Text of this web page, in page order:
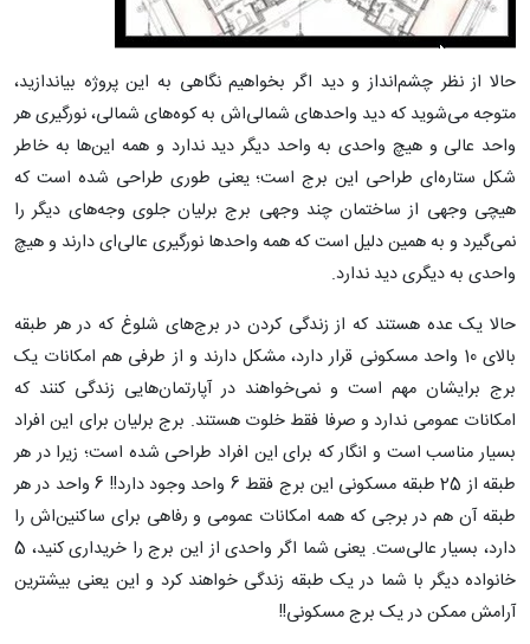
حالا از نظر چشم‌انداز و دید اگر بخواهیم نگاهی به این پروژه بیاندازید،
متوجه می‌شوید که دید واحدهای شمالی‌اش به کوه‌های شمالی، نورگیری هر
واحد عالی و هیچ واحدی به واحد دیگر دید ندارد و همه این‌ها به خاطر
شکل ستاره‌ای طراحی این برج است؛ یعنی طوری طراحی شده است که
هیچی وجهی از ساختمان چند وجهی برج برلیان جلوی وجه‌های دیگر را
نمی‌گیرد و به همین دلیل است که همه واحدها نورگیری عالی‌ای دارند و هیچ
واحدی به دیگری دید ندارد.
حالا یک عده هستند که از زندگی کردن در برج‌های شلوغ که در هر طبقه
بالای 10 واحد مسکونی قرار دارد، مشکل دارند و از طرفی هم امکانات یک
برج برایشان مهم است و نمی‌خواهند در آپارتمان‌هایی زندگی کنند که
امکانات عمومی ندارد و صرفا فقط خلوت هستند. برج برلیان برای این افراد
بسیار مناسب است و انگار که برای این افراد طراحی شده است؛ زیرا در هر
طبقه از 25 طبقه مسکونی این برج فقط 6 واحد وجود دارد!! 6 واحد در هر
طبقه آن هم در برجی که همه امکانات عمومی و رفاهی برای ساکنین‌اش را
دارد، بسیار عالی‌ست. یعنی شما اگر واحدی از این برج را خریداری کنید، 5
خانواده دیگر با شما در یک طبقه زندگی خواهند کرد و این یعنی بیشترین
آرامش ممکن در یک برج مسکونی!!